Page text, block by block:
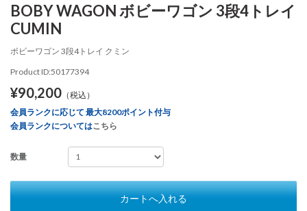
BOBY WAGON ボビーワゴン 3段4トレイ
CUMIN
ボビーワゴン 3段4トレイ クミン
Product ID:50177394
¥90,200 （税込）
会員ランクに応じて 最大8200ポイント付与
会員ランクについてはこちら
数量
カートへ入れる